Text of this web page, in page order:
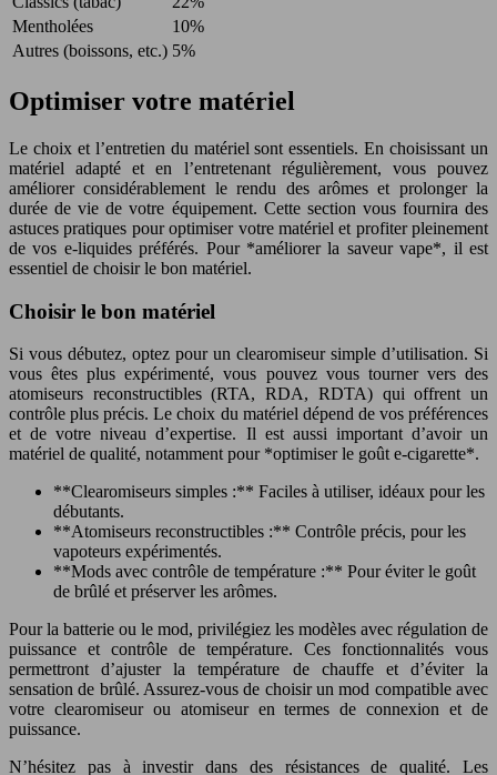
Mentholées
10%
Autres (boissons, etc.) 5%
Optimiser votre matériel
Le choix et l’entretien du matériel sont essentiels. En choisissant un
matériel adapté et en l’entretenant régulièrement, vous pouvez
améliorer considérablement le rendu des arômes et prolonger la
durée de vie de votre équipement. Cette section vous fournira des
astuces pratiques pour optimiser votre matériel et profiter pleinement
de vos e-liquides préférés. Pour *améliorer la saveur vape*, il est
essentiel de choisir le bon matériel.
Choisir le bon matériel
Si vous débutez, optez pour un clearomiseur simple d’utilisation. Si
vous êtes plus expérimenté, vous pouvez vous tourner vers des
atomiseurs reconstructibles (RTA, RDA, RDTA) qui offrent un
contrôle plus précis. Le choix du matériel dépend de vos préférences
et de votre niveau d’expertise. Il est aussi important d’avoir un
matériel de qualité, notamment pour *optimiser le goût e-cigarette*.
**Clearomiseurs simples :** Faciles à utiliser, idéaux pour les
débutants.
**Atomiseurs reconstructibles :** Contrôle précis, pour les
vapoteurs expérimentés.
**Mods avec contrôle de température :** Pour éviter le goût
de brûlé et préserver les arômes.
Pour la batterie ou le mod, privilégiez les modèles avec régulation de
puissance et contrôle de température. Ces fonctionnalités vous
permettront d’ajuster la température de chauffe et d’éviter la
sensation de brûlé. Assurez-vous de choisir un mod compatible avec
votre clearomiseur ou atomiseur en termes de connexion et de
puissance.
N’hésitez pas à investir dans des résistances de qualité. Les